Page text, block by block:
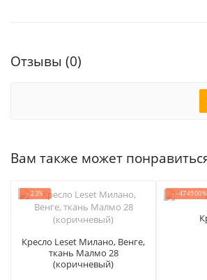
Отзывы (0)
Вам также может
- 23%
Кресло Leset Милано, Венге,
ткань Малмо 28
(коричневый)
- -474900%